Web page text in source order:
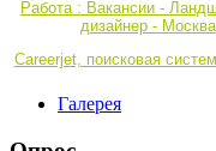
Работа : Вакансии -
дизайнер - Москва
Careerjet, поисковая
Галерея